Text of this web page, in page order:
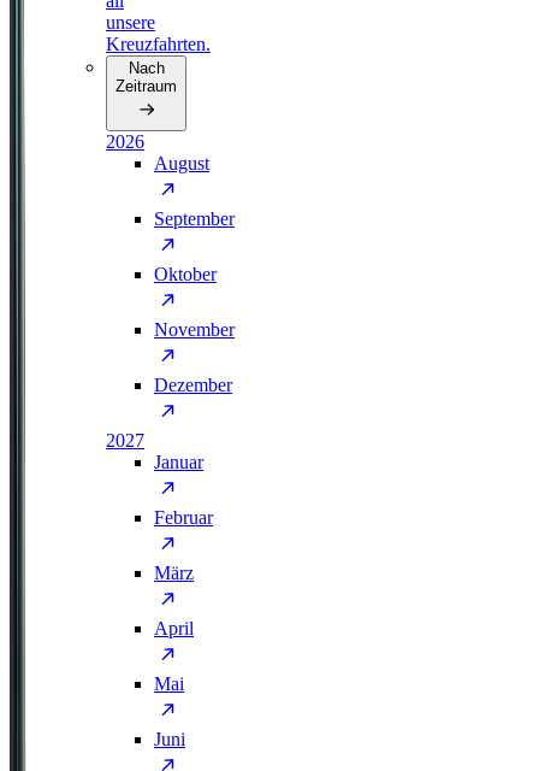
unsere
Kreuzfahrten.
Nach
Zeitraum
2026
August
September
Oktober
November
Dezember
2027
Januar
Februar
März
April
Mai
Juni